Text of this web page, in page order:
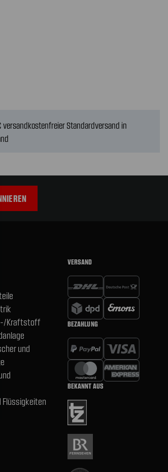
versandkostenfreier Standardversand in
Kraftstoff
und
Flüssigkeiten
VERSAND
BEZAHLUNG
BEKANNT AUS